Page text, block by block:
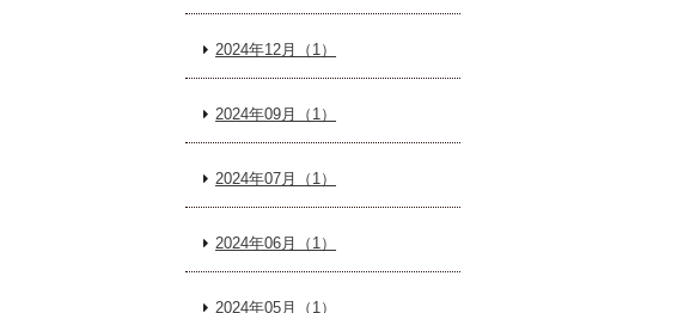
2024年12月（1）
2024年09月（1）
2024年07月（1）
2024年06月（1）
2024年05月（1）